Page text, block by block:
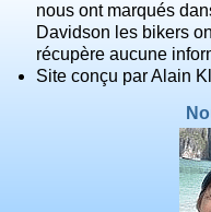
nous ont marqués
Davidson les bikers
récupère aucune
Site conçu par Alain